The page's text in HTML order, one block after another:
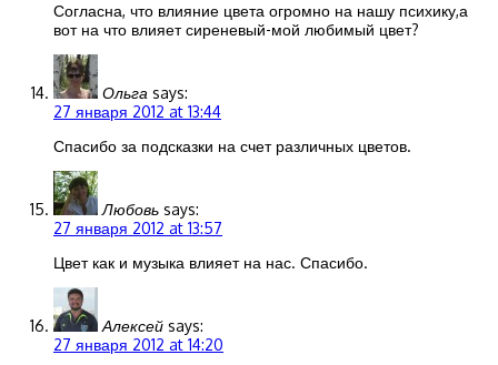
Согласна, что влияние цвета огромно на нашу психику,а
вот на что влияет сиреневый-мой любимый цвет?
Ольга says:
27 января 2012 at 13:44
Спасибо за подсказки на счет различных цветов.
Любовь says:
27 января 2012 at 13:57
Цвет как и музыка влияет на нас. Спасибо.
Алексей says:
27 января 2012 at 14:20